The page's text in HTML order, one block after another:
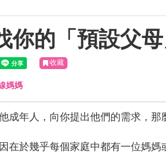
你的「預設父母
收藏
媽媽
成年人，向你提出他們的需求，那
在於幾乎每個家庭中都有一位媽媽